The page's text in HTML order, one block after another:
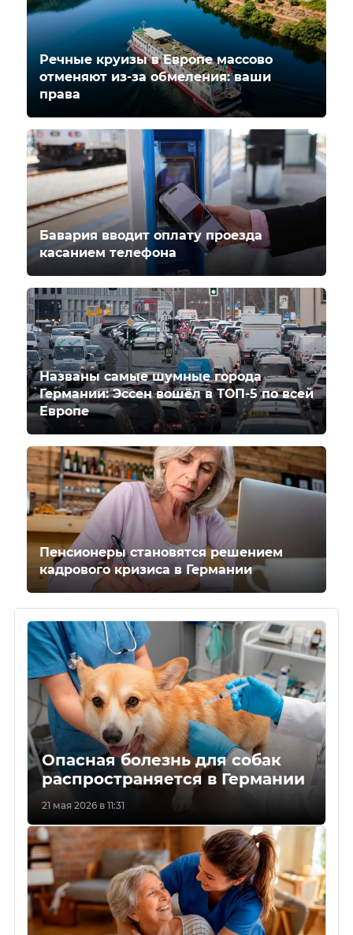
Речные круизы в Европе массово
отменяют из-за обмеления: ваши
права
Бавария вводит оплату проезда
касанием телефона
Названы самые шумные города
Германии: Эссен вошёл в ТОП-5 по всей
Европе
Пенсионеры становятся решением
кадрового кризиса в Германии
Опасная болезнь для собак
распространяется в Германии
21 мая 2026 в 11:31